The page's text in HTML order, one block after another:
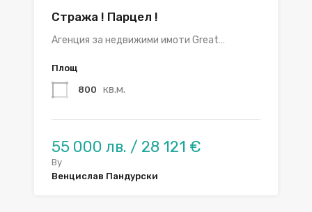
Стража ! Парцел !
Агенция за недвижими имоти Great…
Площ
800 кв.м.
55 000 лв. / 28 121 €
By
Венцислав Пандурски